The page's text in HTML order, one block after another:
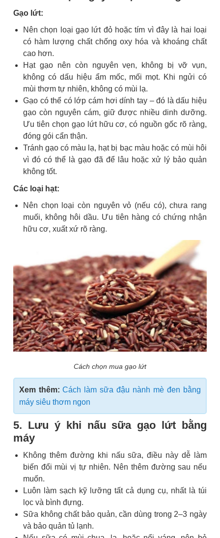
Gạo lứt:
Nên chọn loại gạo lứt đỏ hoặc tím vì đây là hai loại
có hàm lượng chất chống oxy hóa và khoáng chất
cao hơn.
Hạt gạo nên còn nguyên vẹn, không bị vỡ vụn,
không có dấu hiệu ẩm mốc, mối mọt. Khi ngửi có
mùi thơm tự nhiên, không có mùi lạ.
Gạo có thể có lớp cám hơi dính tay – đó là dấu hiệu
gạo còn nguyên cám, giữ được nhiều dinh dưỡng.
Ưu tiên chọn gạo lứt hữu cơ, có nguồn gốc rõ ràng,
đóng gói cẩn thận.
Tránh gạo có màu lạ, hạt bị bạc màu hoặc có mùi hôi
vì đó có thể là gạo đã để lâu hoặc xử lý bảo quản
không tốt.
Các loại hạt:
Nên chọn loại còn nguyên vỏ (nếu có), chưa rang
muối, không hôi dầu. Ưu tiên hàng có chứng nhận
hữu cơ, xuất xứ rõ ràng.
Cách chọn mua gạo lứt
Xem thêm: Cách làm sữa đậu nành mè đen bằng
máy siêu thơm ngon
5. Lưu ý khi nấu sữa gạo lứt bằng
máy
Không thêm đường khi nấu sữa, điều này dễ làm
biến đổi mùi vị tự nhiên. Nên thêm đường sau nếu
muốn.
Luôn làm sạch kỹ lưỡng tất cả dụng cụ, nhất là túi
lọc và bình đựng.
Sữa không chất bảo quản, cần dùng trong 2–3 ngày
và bảo quản tủ lạnh.